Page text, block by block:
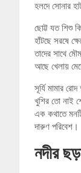
হলদে সোনার
ছোট্ট যত শিশু
হাঁটছে সরষে
তাদের সাথে
আছে খেলায়
সূর্যি মামার
খুশির তো নাই
এক কথাতে
দারুণ পরিবেশ।
নদীর